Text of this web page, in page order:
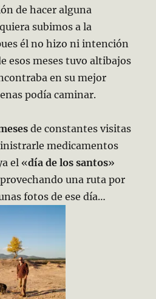
de hacer alguna
subimos a la
él no hizo ni intención
esos meses tuvo altibajos
en su mejor
podía caminar.
de constantes visitas
medicamentos
el «día de los santos»
una ruta por
fotos de ese día…